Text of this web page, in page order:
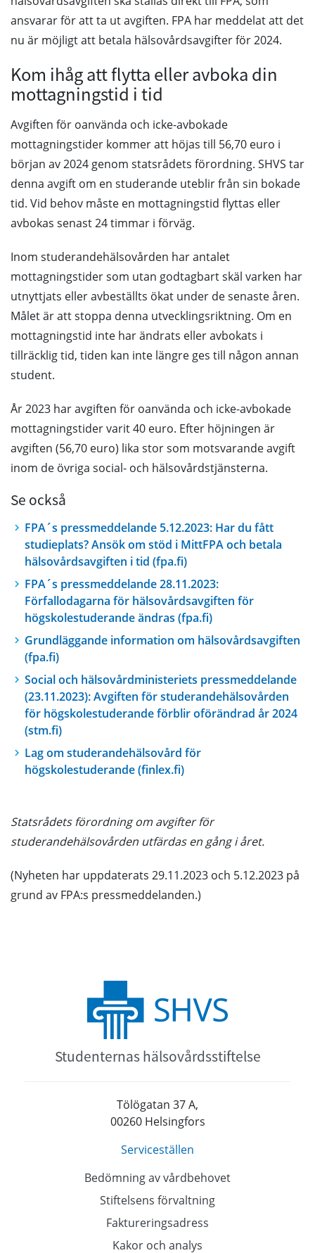
ansvarar för att ta ut avgiften. FPA har meddelat att det
nu är möjligt att betala hälsovårdsavgifter för 2024.
Kom ihåg att flytta eller avboka din
mottagningstid i tid
Avgiften för oanvända och icke-avbokade
mottagningstider kommer att höjas till 56,70 euro i
början av 2024 genom statsrådets förordning. SHVS tar
denna avgift om en studerande uteblir från sin bokade
tid. Vid behov måste en mottagningstid flyttas eller
avbokas senast 24 timmar i förväg.
Inom studerandehälsovården har antalet
mottagningstider som utan godtagbart skäl varken har
utnyttjats eller avbeställts ökat under de senaste åren.
Målet är att stoppa denna utvecklingsriktning. Om en
mottagningstid inte har ändrats eller avbokats i
tillräcklig tid, tiden kan inte längre ges till någon annan
student.
År 2023 har avgiften för oanvända och icke-avbokade
mottagningstider varit 40 euro. Efter höjningen är
avgiften (56,70 euro) lika stor som motsvarande avgift
inom de övriga social- och hälsovårdstjänsterna.
Se också
FPA´s pressmeddelande 5.12.2023: Har du fått
studieplats? Ansök om stöd i MittFPA och betala
hälsovårdsavgiften i tid (fpa.fi)
FPA´s pressmeddelande 28.11.2023:
Förfallodagarna för hälsovårdsavgiften för
högskolestuderande ändras (fpa.fi)
Grundläggande information om hälsovårdsavgiften
(fpa.fi)
Social och hälsovårdministeriets pressmeddelande
(23.11.2023): Avgiften för studerandehälsovården
för högskolestuderande förblir oförändrad år 2024
(stm.fi)
Lag om studerandehälsovård för
högskolestuderande (finlex.fi)
Statsrådets förordning om avgifter för
studerandehälsovården utfärdas en gång i året.
(Nyheten har uppdaterats 29.11.2023 och 5.12.2023 på
grund av FPA:s pressmeddelanden.)
Studenternas hälsovårdsstiftelse
Tölögatan 37 A,
00260 Helsingfors
Serviceställen
Bedömning av vårdbehovet
Stiftelsens förvaltning
Faktureringsadress
Kakor och analys